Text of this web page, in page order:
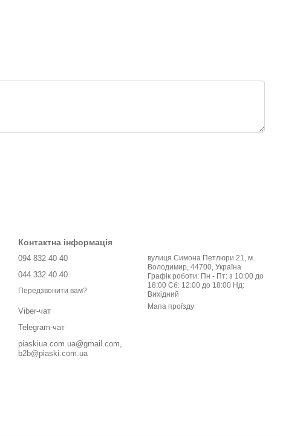
Контактна інформація
094 832 40 40
044 332 40 40
Передзвонити вам?
Viber-чат
Telegram-чат
piaskiua.com.ua@gmail.com,
b2b@piaski.com.ua
вулиця Симона Петлюри 21, м.
Володимир, 44700, Україна
Графік роботи: Пн - Пт: з 10:00 до
18:00 Сб: 12:00 до 18:00 Нд:
Вихідний
Мапа проїзду